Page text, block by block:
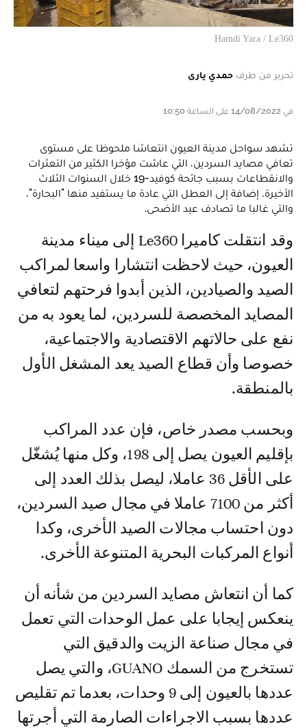
Hamdi Yara / Le360
تحرير من طرف حمدي يارى
في 14/08/2022 على الساعة 10:50
تشهد سواحل مدينة العيون انتعاشا ملحوظا على مستوى
تعافي مصايد السردين، التي عاشت مؤخرا الكثير من التعثرات
والانقطاعات بسبب جائحة كوفيد-19 خلال السنوات الثلاث
الأخيرة، إضافة إلى العطل التي عادة ما يستفيد منها "البحارة"،
والتي غالبا ما تصادف عيد الأضحى.
وقد انتقلت كاميرا Le360 إلى ميناء مدينة
العيون، حيث لاحظت انتشارا واسعا لمراكب
الصيد والصيادين، الذين أبدوا فرحتهم لتعافي
المصايد المخصصة للسردين، لما يعود به من
نفع على حالاتهم الاقتصادية والاجتماعية،
خصوصا وأن قطاع الصيد يعد المشغل الأول
بالمنطقة.
وبحسب مصدر خاص، فإن عدد المراكب
بإقليم العيون يصل إلى 198، وكل منها يُشغّل
على الأقل 36 عاملا، ليصل بذلك العدد إلى
أكثر من 7100 عاملا في مجال صيد السردين،
دون احتساب مجالات الصيد الأخرى، وكدا
أنواع المركبات البحرية المتنوعة الأخرى.
كما أن انتعاش مصايد السردين من شأنه أن
ينعكس إيجابا على عمل الوحدات التي تعمل
في مجال صناعة الزيت والدقيق التي
تستخرج من السمك GUANO، والتي يصل
عددها بالعيون إلى 9 وحدات، بعدما تم تقليص
عددها بسبب الاجراءات الصارمة التي أجرتها